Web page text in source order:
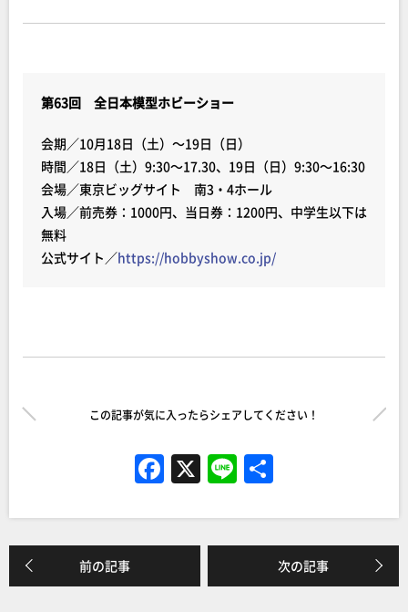
第63回 全日本模型ホビーショー
会期／10月18日（土）～19日（日）
時間／18日（土）9:30～17.30、19日（日）9:30～16:30
会場／東京ビッグサイト 南3・4ホール
入場／前売券：1000円、当日券：1200円、中学生以下は
無料
公式サイト／https://hobbyshow.co.jp/
この記事が気に入ったらシェアしてください！
F
c
e
b
X Li
e
前の記事 次の記事